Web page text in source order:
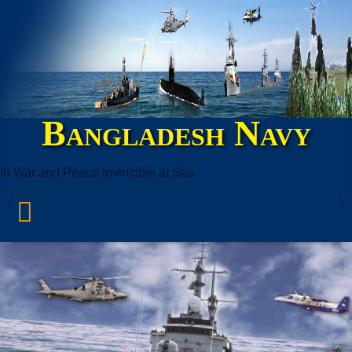
Bangladesh Navy
In War and Peace Invincible at Sea